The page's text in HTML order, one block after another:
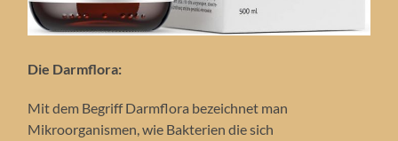
Die Darmflora:
Mit dem Begriff Darmflora bezeichnet man
Mikroorganismen, wie Bakterien die sich